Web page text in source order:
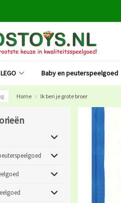
LEGO Baby en peuterspeelgoed
Home Ik ben je grote broer